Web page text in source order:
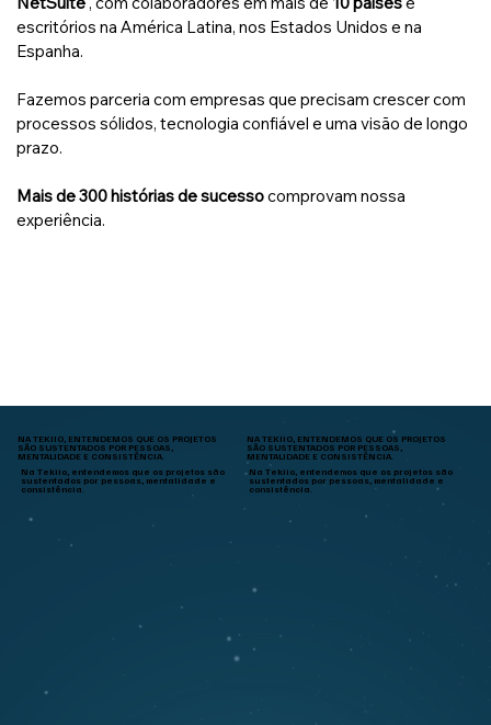
NA TEKIIO, ENTENDEMOS QUE OS PROJETOS
SÃO SUSTENTADOS POR PESSOAS,
MENTALIDADE E CONSISTÊNCIA.
Na Tekiio, entendemos que os projetos são
sustentados por pessoas, mentalidade e
consistência.
NA TEKIIO, ENTENDEMOS QUE OS PROJETOS
SÃO SUSTENTADOS POR PESSOAS,
MENTALIDADE E CONSISTÊNCIA.
Na Tekiio, entendemos que os projetos são
sustentados por pessoas, mentalidade e
consistência.
escritórios na América Latina, nos Estados Unidos e na
Espanha.
Fazemos parceria com empresas que precisam crescer com
processos sólidos, tecnologia confiável e uma visão de longo
prazo.
Mais de 300 histórias de sucessocomprovam nossa
experiência.